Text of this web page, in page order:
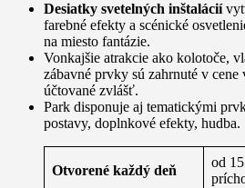
Desiatky svetelných inštalácií
farebné efekty a scénické
na miesto fantázie.
Vonkajšie atrakcie ako kolotoče,
zábavné prvky sú zahrnuté v cene
účtované zvlášť.
Park disponuje aj tematickými
postavy, doplnkové efekty, hudba.
Otvorené každý deň
od